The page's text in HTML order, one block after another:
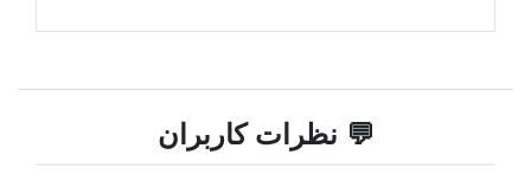
💬 نظرات کاربران